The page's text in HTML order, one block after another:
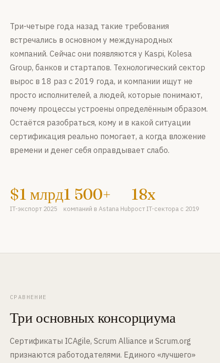
Три-четыре года назад такие требования
встречались в основном у международных
компаний. Сейчас они появляются у Kaspi, Kolesa
Group, банков и стартапов. Технологический сектор
вырос в 18 раз с 2019 года, и компании ищут не
просто исполнителей, а людей, которые понимают,
почему процессы устроены определённым образом.
Остаётся разобраться, кому и в какой ситуации
сертификация реально помогает, а когда вложение
времени и денег себя оправдывает слабо.
$1 млрд
IT-экспорт 2025
1 500+
компаний в Astana Hub
18x
рост IT-сектора с 2019
СРАВНЕНИЕ
Три основных консорциума
Сертификаты ICAgile, Scrum Alliance и Scrum.org
признаются работодателями. Единого «лучшего»